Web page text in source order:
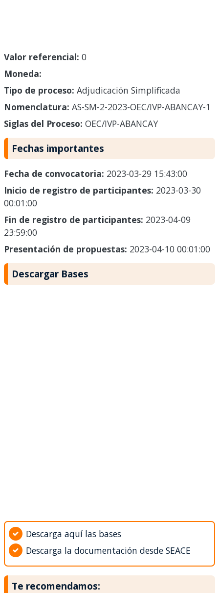
Valor referencial: 0
Moneda:
Tipo de proceso: Adjudicación Simplificada
Nomenclatura: AS-SM-2-2023-OEC/IVP-ABANCAY-1
Siglas del Proceso: OEC/IVP-ABANCAY
Fechas importantes
Fecha de convocatoria: 2023-03-29 15:43:00
Inicio de registro de participantes: 2023-03-30
00:01:00
Fin de registro de participantes: 2023-04-09
23:59:00
Presentación de propuestas: 2023-04-10 00:01:00
Descargar Bases
Descarga aquí las bases
Descarga la documentación desde SEACE
Te recomendamos: